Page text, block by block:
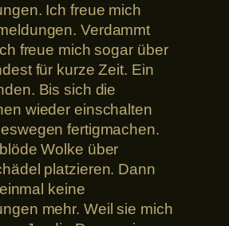
Ich freue mich
Verdammt
freue mich sogar über
für kurze Zeit. Ein
Bis sich die
wieder einschalten
fertigmachen.
Wolke über
platzieren. Dann
keine
mehr. Weil sie mich